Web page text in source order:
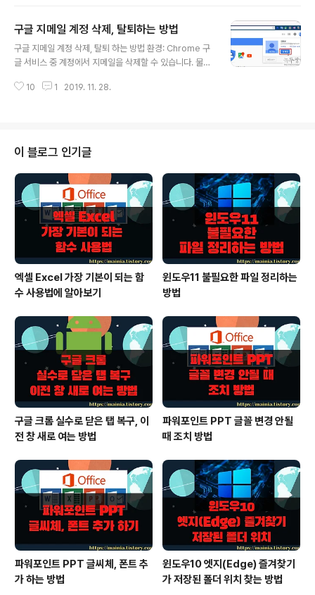
죠. ▼ 계정 관리 페이지로 접속하기 위해 로그인을 하고
오른쪽 상단 아이콘을 클릭합니다. 화면에 나타난 팝업창
에서 Google 계정 관리 버튼을 클릭합니다. ▼ Google
클릭해서 관리 페이지로 이동합니다. ▼ 보안 관리 페이지
구글 지메일 계정 삭제, 탈퇴하는 방법
구글 지메일 계정 삭제, 탈퇴 하는 방법 환경: Chrome 구
글 서비스 중 계정에서 지메일을 삭제할 수 있습니다. 물론
하는지 잘 떠오르지 않는군요. 여하튼 계정에서 지메일은
클릭하시면 [내 계정] 버튼을 볼 수 있습니다. ▼ [내 계정]
페이지 하단으로 가시면 [계정 또는 서비스 삭제] 라는 메
뉴가 보일 겁니다. 이곳에서는 서비스뿐만 아니라 현재 사
용하고 있는 계정도 삭제할 수 있습니다. 클릭해서 다음 페
이지로 이동합니다. ▼ [계정 또는 서비스 삭제] 페이지에
있는 두 개의 ..
10 1 2019. 11. 28.
이 블로그 인기글
엑셀 Excel 가장 기본이 되는 함
수 사용법에 알아보기
윈도우11 불필요한 파일 정리하는
방법
구글 크롬 실수로 닫은 탭 복구, 이
전 창 새로 여는 방법
파워포인트 PPT 글꼴 변경 안될
때 조치 방법
파워포인트 PPT 글씨체, 폰트 추
가 하는 방법
윈도우10 엣지(Edge) 즐겨찾기
가 저장된 폴더 위치 찾는 방법